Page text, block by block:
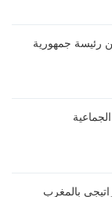
رئيسة جمهورية
بالمغرب